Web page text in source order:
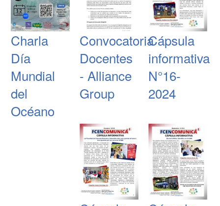
Charla
Día
Mundial
del
Océano
Convocatoria
Docentes
- Alliance
Group
Cápsula
informativa
N°16-
2024